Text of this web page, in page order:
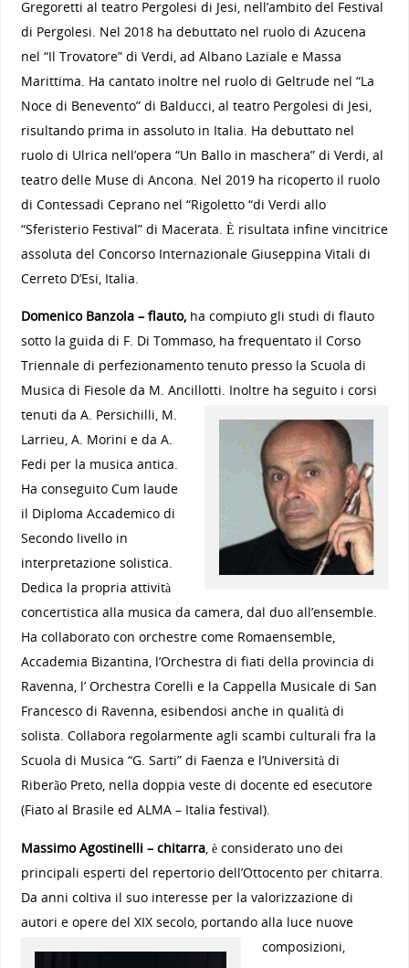
Gregoretti al teatro Pergolesi di Jesi, nell’ambito del Festival
di Pergolesi. Nel 2018 ha debuttato nel ruolo di Azucena
nel “Il Trovatore” di Verdi, ad Albano Laziale e Massa
Marittima. Ha cantato inoltre nel ruolo di Geltrude nel “La
Noce di Benevento” di Balducci, al teatro Pergolesi di Jesi,
risultando prima in assoluto in Italia. Ha debuttato nel
ruolo di Ulrica nell’opera “Un Ballo in maschera” di Verdi, al
teatro delle Muse di Ancona. Nel 2019 ha ricoperto il ruolo
di Contessadi Ceprano nel “Rigoletto “di Verdi allo
“Sferisterio Festival” di Macerata. È risultata infine vincitrice
assoluta del Concorso Internazionale Giuseppina Vitali di
Cerreto D’Esi, Italia.
Domenico Banzola – flauto, ha compiuto gli studi di flauto
sotto la guida di F. Di Tommaso, ha frequentato il Corso
Triennale di perfezionamento tenuto presso la Scuola di
Musica di Fiesole da M. Ancillotti. Inoltre ha seguito i corsi
tenuti da A. Persichilli, M.
Larrieu, A. Morini e da A.
Fedi per la musica antica.
Ha conseguito Cum laude
il Diploma Accademico di
Secondo livello in
interpretazione solistica.
Dedica la propria attività
concertistica alla musica da camera, dal duo all’ensemble.
Ha collaborato con orchestre come Romaensemble,
Accademia Bizantina, l’Orchestra di fiati della provincia di
Ravenna, l’ Orchestra Corelli e la Cappella Musicale di San
Francesco di Ravenna, esibendosi anche in qualità di
solista. Collabora regolarmente agli scambi culturali fra la
Scuola di Musica “G. Sarti” di Faenza e l’Università di
Riberão Preto, nella doppia veste di docente ed esecutore
(Fiato al Brasile ed ALMA – Italia festival).
Massimo Agostinelli – chitarra, è considerato uno dei
principali esperti del repertorio dell’Ottocento per chitarra.
Da anni coltiva il suo interesse per la valorizzazione di
autori e opere del XIX secolo, portando alla luce nuove
composizioni,